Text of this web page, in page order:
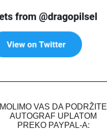
MOLIMO VAS DA PODRŽITE
AUTOGRAF UPLATOM
PREKO PAYPAL-A: